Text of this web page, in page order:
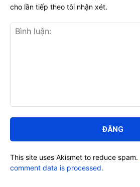
luận:
cho lần tiếp theo tôi nhận xét.
This site uses Akismet to reduce spam.
comment data is processed.